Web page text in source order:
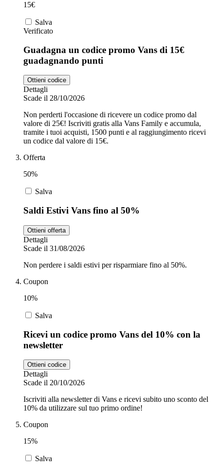
15€
Salva
Verificato
Guadagna un codice promo Vans di 15€
guadagnando punti
Ottieni codice
Dettagli
Scade il 28/10/2026
Non perderti l'occasione di ricevere un codice promo dal
valore di 25€! Iscriviti gratis alla Vans Family e accumula,
tramite i tuoi acquisti, 1500 punti e al raggiungimento ricevi
un codice dal valore di 15€.
Offerta
50%
Salva
Saldi Estivi Vans fino al 50%
Ottieni offerta
Dettagli
Scade il 31/08/2026
Non perdere i saldi estivi per risparmiare fino al 50%.
Coupon
10%
Salva
Ricevi un codice promo Vans del 10% con la
newsletter
Ottieni codice
Dettagli
Scade il 20/10/2026
Iscriviti alla newsletter di Vans e ricevi subito uno sconto del
10% da utilizzare sul tuo primo ordine!
Coupon
15%
Salva